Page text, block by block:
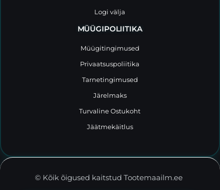
Logi välja
MÜÜGIPOLIITIKA
Müügitingimused
Privaatsuspoliitika
Tarnetingimused
Järelmaks
Turvaline Ostukoht
Jäätmekäitlus
© Kõik õigused kaitstud Tootemaailm.ee